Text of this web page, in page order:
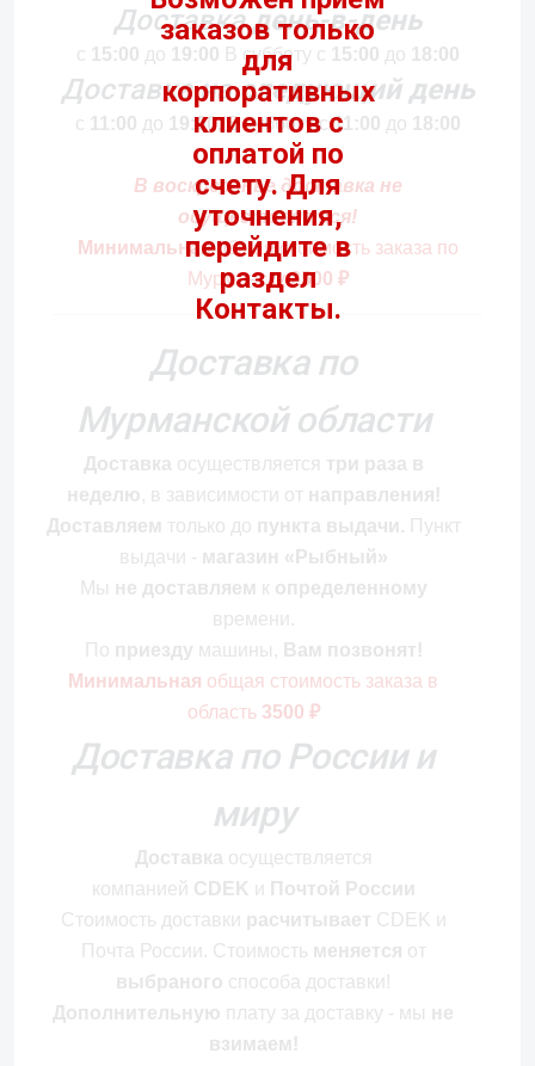
Доставкадень-в-день
с 15:00 до 19:00 В субботу с 15:00 до 18:00
Доставкана следующий день
с 11:00 до 19:00.В субботу с11:00 до 18:00
В воскресенье доставка не
осуществляется!
Минимальнаяобщая стоимость заказа по
Мурманску2500 ₽
Доставка по
Мурманской области
Доставка осуществляется три раза в
неделю, в зависимости от направления!
Доставляем только до пункта выдачи. Пункт
выдачи - магазин «Рыбный»
Мы не доставляем к определенному
времени.
По приезду машины, Вам позвонят!
Минимальная общая стоимость заказа в
область3500 ₽
Доставка по России и
миру
Доставка осуществляется
компанией CDEK и Почтой России
Стоимость доставки расчитывает CDEK и
Почта России. Стоимость меняется от
выбраного способа доставки!
Дополнительную плату за доставку - мы не
взимаем!